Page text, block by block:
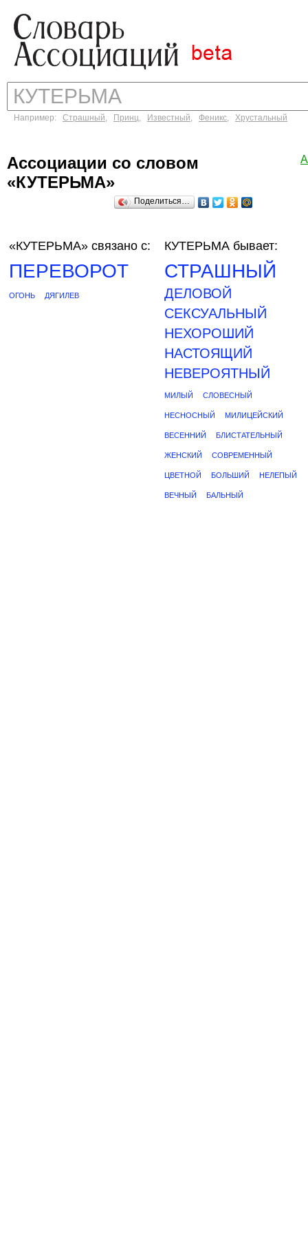
Например: Страшный, Принц, Известный, Феникс, Хрустальный
Ассоциации со словом
«КУТЕРЬМА»
Поделиться…
«КУТЕРЬМА» связано с:
ПЕРЕВОРОТ
ОГОНЬ ДЯГИЛЕВ
КУТЕРЬМА бывает:
СТРАШНЫЙ
ДЕЛОВОЙ
СЕКСУАЛЬНЫЙ
НЕХОРОШИЙ
НАСТОЯЩИЙ
НЕВЕРОЯТНЫЙ
МИЛЫЙ СЛОВЕСНЫЙ
НЕСНОСНЫЙ МИЛИЦЕЙСКИЙ
ВЕСЕННИЙ БЛИСТАТЕЛЬНЫЙ
ЖЕНСКИЙ СОВРЕМЕННЫЙ
ЦВЕТНОЙ БОЛЬШИЙ НЕЛЕПЫЙ
ВЕЧНЫЙ БАЛЬНЫЙ